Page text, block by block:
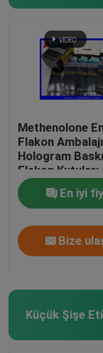
Methenolone
Flakon
Hologram
Flakon Kutuları
En iyi
Bize
Küçük Şişe